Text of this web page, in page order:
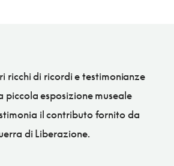
ricchi di ricordi e testimonianze
piccola esposizione museale
il contributo fornito da
di Liberazione.